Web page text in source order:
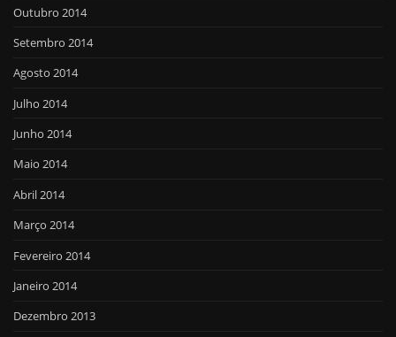
Outubro 2014
Setembro 2014
Agosto 2014
Julho 2014
Junho 2014
Maio 2014
Abril 2014
Março 2014
Fevereiro 2014
Janeiro 2014
Dezembro 2013